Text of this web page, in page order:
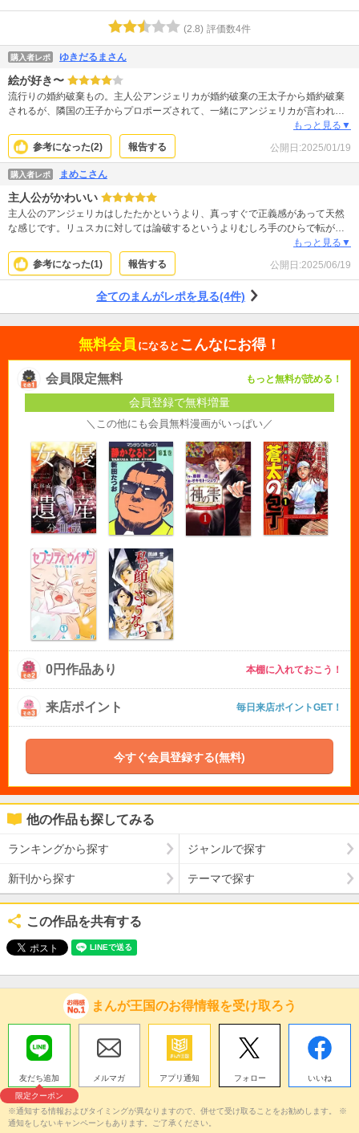
(2.8) 評価数4件
購入者レポ ゆきだるまさん
絵が好き〜
流行りの婚約破棄もの。主人公アンジェリカが婚約破棄の王太子から婚約破棄
されるが、隣国の王子からプロポーズされて、一緒にアンジェリカが言われた
婚約破棄理由が嘘だと言う証拠をあつめていく話。アンジェリカが、ペラペラ
しゃべって論破しちゃうとこが一般的には印象が悪く見えてるけど、隣国の王
子にはそこも好ましいみたい。よくある流れだからなんとなく続きが想像でき
るけど、絵が好きです。続き早く読みたい。
もっと見る▼
参考になった(2) 報告する 公開日:2025/01/19
購入者レポ まめこさん
主人公がかわいい
主人公のアンジェリカはしたたかというより、真っすぐで正義感があって天然
な感じです。リュスカに対しては論破するというよりむしろ手のひらで転がさ
れているような面もあって、ドキドキしてあたふたしてしまうアンジェリカは
すごくかわいいです。 続きが楽しみです。
もっと見る▼
参考になった(1) 報告する 公開日:2025/06/19
全てのまんがレポを見る(4件)
無料会員 になると こんなにお得！
会員限定無料 もっと無料が読める！
会員登録で無料増量
＼この他にも会員無料漫画がいっぱい／
0円作品あり 本棚に入れておこう！
来店ポイント 毎日来店ポイントGET！
今すぐ会員登録する(無料)
他の作品も探してみる
ランキングから探す ジャンルで探す
新刊から探す テーマで探す
この作品を共有する
まんが王国のお得情報を受け取ろう
友だち追加
限定クーポン
メルマガ アプリ通知 フォロー いいね
※通知する情報およびタイミングが異なりますので、併せて受け取ることをお勧めします。 ※
通知をしないキャンペーンもあります。ご了承ください。